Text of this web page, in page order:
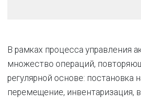
В рамках процесса управления
множество операций,
регулярной основе: постановка
перемещение, инвентаризация,